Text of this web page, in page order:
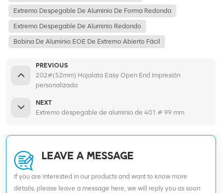
Extremo Despegable De Aluminio De Forma Redonda
Extremo Despegable De Aluminio Redondo
Bobina De Aluminio EOE De Extremo Abierto Fácil
PREVIOUS
202#(52mm) Hojalata Easy Open End Impresión
personalizada
NEXT
Extremo despegable de aluminio de 401 # 99 mm
LEAVE A MESSAGE
If you are interested in our products and want to know more
details, please leave a message here, we will reply you as soon